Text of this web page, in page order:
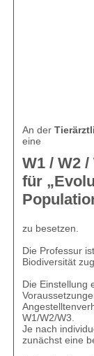
An der
eine
W1 / W2
für
zu besetzen.
Die Professur
Biodiversität
Die Einstellung
W1/W2/W3.
Je nach
zunächst eine